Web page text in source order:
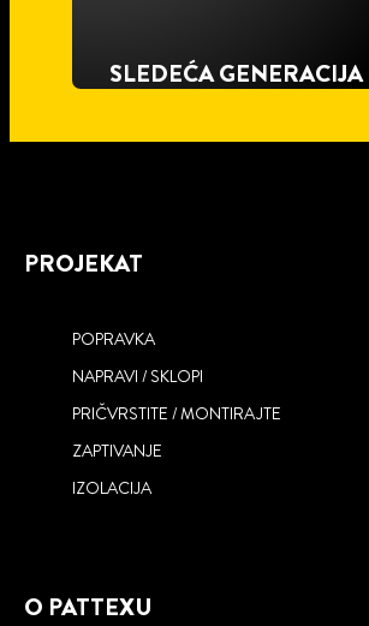
SLEDEĆA
PROJEKAT
POPRAVKA
NAPRAVI / SKLOPI
PRIČVRSTITE / MONTIRAJTE
ZAPTIVANJE
IZOLACIJA
O PATTEXU